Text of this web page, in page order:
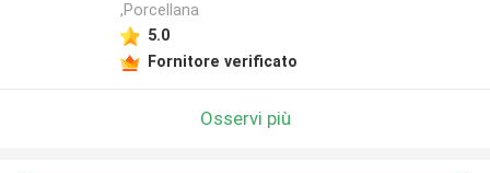
,Porcellana
5.0
Fornitore verificato
Osservi più